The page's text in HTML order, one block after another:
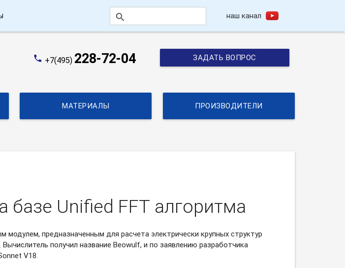
search наш канал
phone +7(495) 228-72-04 ЗАДАТЬ ВОПРОС
МАТЕРИАЛЫ ПРОИЗВОДИТЕЛИ
Unified FFT алгоритма
предназначенным для расчета электрически крупных структур
получил название Beowulf, и по заявлению разработчика
V18.